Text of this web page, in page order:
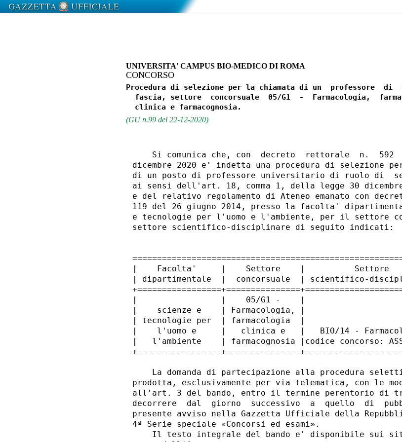
UNIVERSITA' CAMPUS BIO-MEDICO DI ROMA
CONCORSO
Procedura di selezione per la chiamata di un  professore  di
fascia, settore  concorsuale  05/G1  -  Farmacologia,
(GU n.99 del 22-12-2020)
Si comunica che, con  decreto  rettorale  n.  592
dicembre 2020 e' indetta una procedura di selezione
di un posto di professore universitario di ruolo di
ai sensi dell'art. 18, comma 1, della legge 30
e del relativo regolamento di Ateneo emanato con
119 del 26 giugno 2014, presso la facolta'
e tecnologie per l'uomo e l'ambiente, per il settore
settore scientifico-disciplinare di seguito indicati:
|    Facolta'     |    Settore    |          Settore
| dipartimentale  |  concorsuale  | scientifico-
|                 |    05/G1 -    |
|    scienze e    | Farmacologia, |
| tecnologie per  | farmacologia  |
|    l'uomo e     |   clinica e   |   BIO/14 -
|   l'ambiente    | farmacognosia |codice concorso:
+-----------------+---------------
La domanda di partecipazione alla procedura
prodotta, esclusivamente per via telematica, con le
all'art. 3 del bando, entro il termine perentorio di
decorrere  dal  giorno  successivo  a  quello  di
presente avviso nella Gazzetta Ufficiale della
4ª Serie speciale «Concorsi ed esami».
Il testo integrale del bando e' disponibile sui